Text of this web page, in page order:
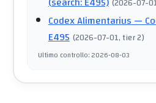
Codex Alimentarius—
E495 (2026-07-01, tier 2)
Ultimo controllo:2026-08-03